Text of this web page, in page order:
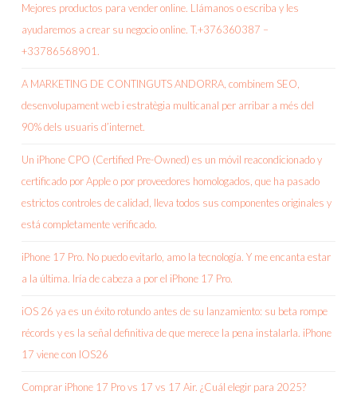
Mejores productos para vender online. Llámanos o escriba y les
ayudaremos a crear su negocio online. T.+376360387 –
+33786568901.
A MARKETING DE CONTINGUTS ANDORRA, combinem SEO,
desenvolupament web i estratègia multicanal per arribar a més del
90% dels usuaris d’internet.
Un iPhone CPO (Certified Pre-Owned) es un móvil reacondicionado y
certificado por Apple o por proveedores homologados, que ha pasado
estrictos controles de calidad, lleva todos sus componentes originales y
está completamente verificado.
iPhone 17 Pro. No puedo evitarlo, amo la tecnología. Y me encanta estar
a la última. Iría de cabeza a por el iPhone 17 Pro.
iOS 26 ya es un éxito rotundo antes de su lanzamiento: su beta rompe
récords y es la señal definitiva de que merece la pena instalarla. iPhone
17 viene con IOS26
Comprar iPhone 17 Pro vs 17 vs 17 Air. ¿Cuál elegir para 2025?